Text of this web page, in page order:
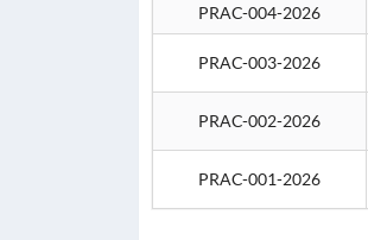
PRAC-004-2026
PRAC-003-2026
PRAC-002-2026
PRAC-001-2026